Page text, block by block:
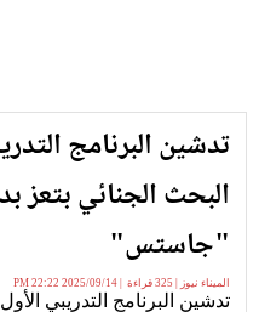
تدشين البرنامج
البحث الجنائي بتعز
"جاستس"
الميناء نيوز | 325 قراءة | 2025/09/14 22:22 PM
تدشين البرنامج التدريبي